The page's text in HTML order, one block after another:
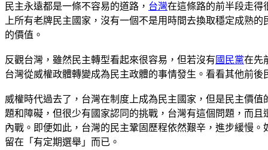
民主永遠都是一條不容易的道路， 台灣在這條路的前半段走得
上所有老牌民主國家，沒有一個不是用時間去換取穩定成熟
的價值。
反觀台灣，雖然民主轉型看起來很容易，但若沒有 國民黨在先
台灣從威權政體轉變成為民主政體的事情發生。看看其他前
威權時代過去了，台灣在制度上成為民主國家，但是民主價
題和障礙，但很少有國家認同的挑戰，台灣有這個問題，而
內戰。即便如此，台灣的民主鞏固歷程依然艱辛，進步緩慢
留在「有定期選舉」而已。